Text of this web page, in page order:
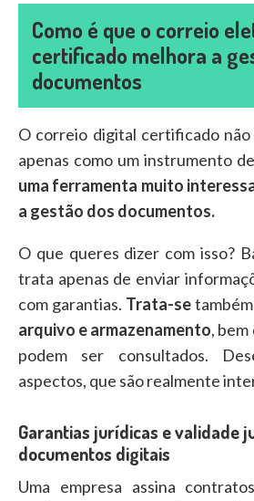
Como é que o correio
certificado melhora a
documentos
O correio digital certificado não
apenas como um instrumento
uma ferramenta muito
a gestão dos documentos.
O que queres dizer com isso?
trata apenas de enviar
com garantias. Trata-setambém
arquivo e armazenamento,
podem ser consultados.
aspectos, que são realmente
Garantias jurídicas e validade
documentos digitais
Uma empresa assina